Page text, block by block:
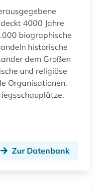
internationale organisation (1)
4000 Jahre
historische
dem Großen
und religiöse
Organisationen,
Zur Datenbank